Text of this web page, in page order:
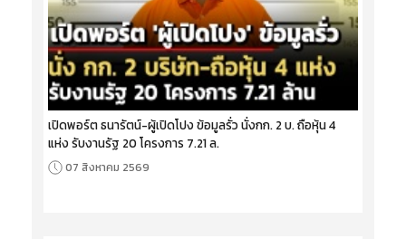
เปิดพอร์ต ธนารัตน์-ผู้เปิดโปง ข้อมูลรั่ว นั่งกก. 2 บ. ถือหุ้น 4
แห่ง รับงานรัฐ 20 โครงการ 7.21 ล.
07 สิงหาคม 2569